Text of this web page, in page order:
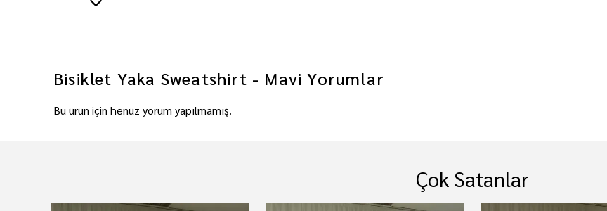
Bisiklet Yaka Sweatshirt - Mavi Yorumlar
Bu ürün için henüz yorum yapılmamış.
Çok Satanlar